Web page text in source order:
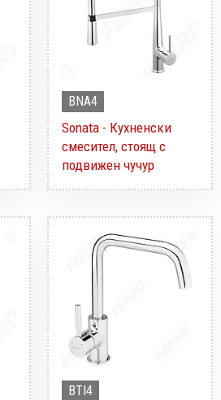
BNA4
Sonata - Кухненски
смесител, стоящ с
подвижен чучур
BTI4